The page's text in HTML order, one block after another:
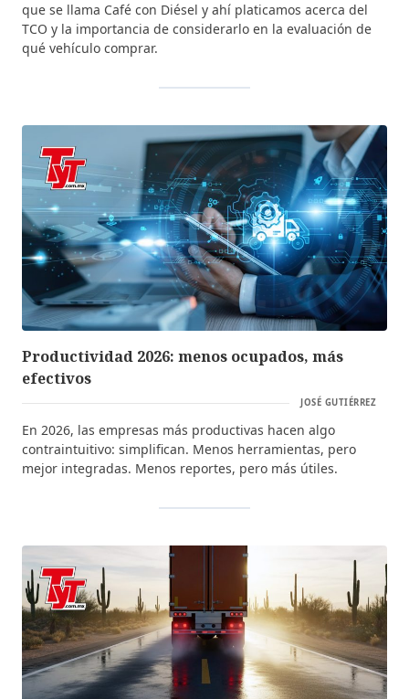
que se llama Café con Diésel y ahí platicamos acerca del
TCO y la importancia de considerarlo en la evaluación de
qué vehículo comprar.
Productividad 2026: menos ocupados, más
efectivos
JOSÉ GUTIÉRREZ
En 2026, las empresas más productivas hacen algo
contraintuitivo: simplifican. Menos herramientas, pero
mejor integradas. Menos reportes, pero más útiles.